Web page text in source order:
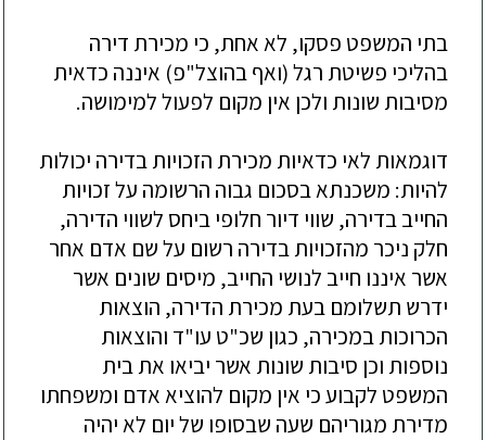
בתי המשפט פסקו, לא אחת, כי מכירת דירה
בהליכי פשיטת רגל (ואף בהוצל"פ) איננה כדאית
מסיבות שונות ולכן אין מקום לפעול למימושה.
דוגמאות לאי כדאיות מכירת הזכויות בדירה יכולות
להיות: משכנתא בסכום גבוה הרשומה על זכויות
החייב בדירה, שווי דיור חלופי ביחס לשווי הדירה,
חלק ניכר מהזכויות בדירה רשום על שם אדם אחר
אשר איננו חייב לנושי החייב, מיסים שונים אשר
ידרש תשלומם בעת מכירת הדירה, הוצאות
הכרוכות במכירה, כגון שכ"ט עו"ד והוצאות
נוספות וכן סיבות שונות אשר יביאו את בית
המשפט לקבוע כי אין מקום להוציא אדם ומשפחתו
מדירת מגוריהם שעה שבסופו של יום לא יהיה